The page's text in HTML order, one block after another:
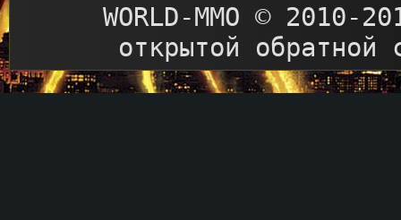
WORLD-MMO © 2010-
открытой